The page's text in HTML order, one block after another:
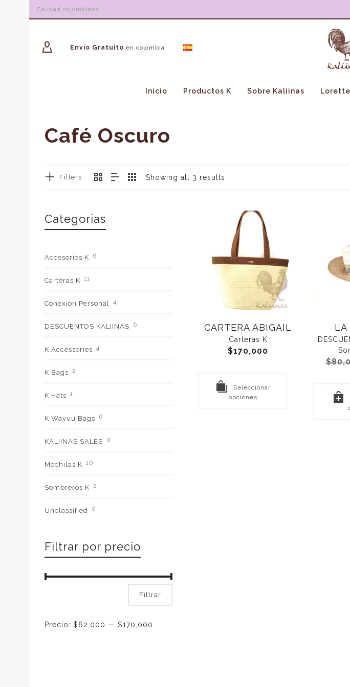
Calidad colombiana.
Envio Gratuito en colombia
Inicio Productos K Sobre Kaliinas
Café Oscuro
Filters Showing all 3 results
CARTERA ABIGAIL
Carteras K
$170,000
Seleccionar
opciones
LA
$
Categorias
Accesorios K 6
Carteras K 11
Conexión Personal 4
DESCUENTOS KALIINAS 6
K Accessories 4
K Bags 2
K Hats 1
K Wayuu Bags 6
KALIINAS SALES 0
Mochilas K 10
Sombreros K 2
Unclassified 0
Filtrar por precio
mínimo
máximo
Filtrar
Precio: $62,000 — $170,000